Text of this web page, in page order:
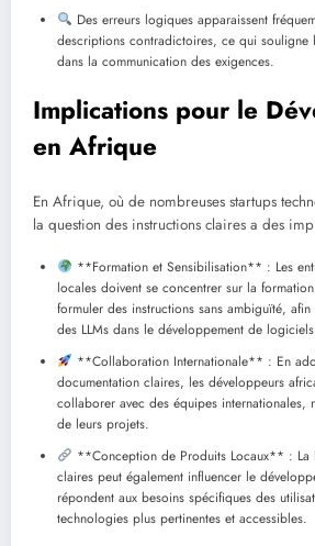
Des erreurs logiques apparaissent
descriptions contradictoires, ce qui souligne
dans la communication des exigences.
Implications pour le
en Afrique
En Afrique, où de nombreuses startups
la question des instructions claires a des
**Formation et Sensibilisation** : Les
locales doivent se concentrer sur la
formuler des instructions sans ambiguïté, afin
des LLMs dans le développement de
**Collaboration Internationale** : En
documentation claires, les développeurs
collaborer avec des équipes internationales,
de leurs projets.
**Conception de Produits Locaux** : La
claires peut également influencer le
répondent aux besoins spécifiques des
technologies plus pertinentes et accessibles.